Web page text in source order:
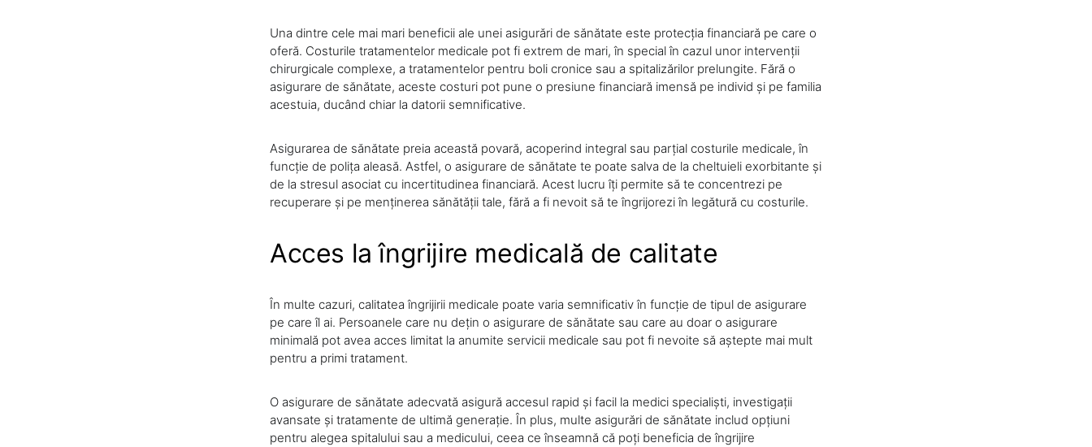
Una dintre cele mai mari beneficii ale unei asigurări de sănătate este protecția financiară pe care o
oferă. Costurile tratamentelor medicale pot fi extrem de mari, în special în cazul unor intervenții
chirurgicale complexe, a tratamentelor pentru boli cronice sau a spitalizărilor prelungite. Fără o
asigurare de sănătate, aceste costuri pot pune o presiune financiară imensă pe individ și pe familia
acestuia, ducând chiar la datorii semnificative.
Asigurarea de sănătate preia această povară, acoperind integral sau parțial costurile medicale, în
funcție de polița aleasă. Astfel, o asigurare de sănătate te poate salva de la cheltuieli exorbitante și
de la stresul asociat cu incertitudinea financiară. Acest lucru îți permite să te concentrezi pe
recuperare și pe menținerea sănătății tale, fără a fi nevoit să te îngrijorezi în legătură cu costurile.
Acces la îngrijire medicală de calitate
În multe cazuri, calitatea îngrijirii medicale poate varia semnificativ în funcție de tipul de asigurare
pe care îl ai. Persoanele care nu dețin o asigurare de sănătate sau care au doar o asigurare
minimală pot avea acces limitat la anumite servicii medicale sau pot fi nevoite să aștepte mai mult
pentru a primi tratament.
O asigurare de sănătate adecvată asigură accesul rapid și facil la medici specialiști, investigații
avansate și tratamente de ultimă generație. În plus, multe asigurări de sănătate includ opțiuni
pentru alegea spitalului sau a medicului, ceea ce înseamnă că poți beneficia de îngrijire